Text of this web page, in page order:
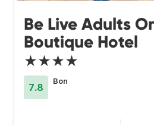
Be Live Adults
Boutique Hotel
★★★★
7.8
Bon